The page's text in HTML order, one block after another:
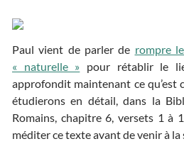
Paul vient de parler de rompre
« naturelle » pour rétablir le
approfondit maintenant ce qu’est
étudierons en détail, dans la
Romains, chapitre 6, versets 1 à
méditer ce texte avant de venir à la